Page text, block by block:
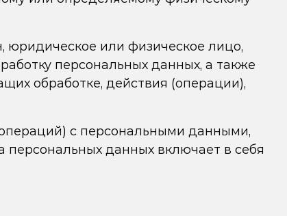
юридическое или физическое лицо,
персональных данных, а также
обработке, действия (операции),
с персональными данными,
персональных данных включает в себя